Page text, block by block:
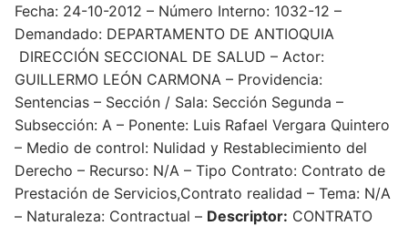
Fecha: 24-10-2012 – Número Interno: 1032-12 –
Demandado: DEPARTAMENTO DE ANTIOQUIA
DIRECCIÓN SECCIONAL DE SALUD – Actor:
GUILLERMO LEÓN CARMONA – Providencia:
Sentencias – Sección / Sala: Sección Segunda –
Subsección: A – Ponente: Luis Rafael Vergara Quintero
– Medio de control: Nulidad y Restablecimiento del
Derecho – Recurso: N/A – Tipo Contrato: Contrato de
Prestación de Servicios,Contrato realidad – Tema: N/A
– Naturaleza: Contractual – Descriptor: CONTRATO